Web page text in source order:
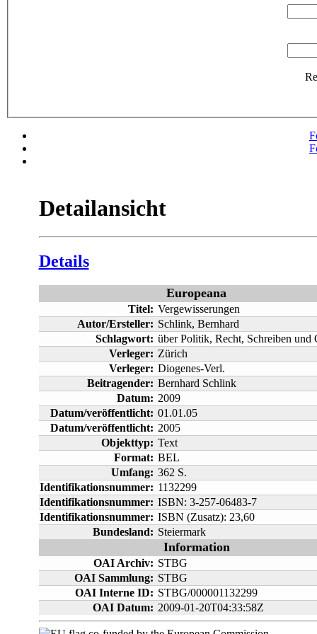
Detailansicht
Details
Europeana
Titel: Vergewisserungen
Autor/Ersteller: Schlink, Bernhard
Schlagwort: über Politik, Recht, Schreiben und
Verleger: Zürich
Verleger: Diogenes-Verl.
Beitragender: Bernhard Schlink
Datum: 2009
Datum/veröffentlicht: 01.01.05
Datum/veröffentlicht: 2005
Objekttyp: Text
Format: BEL
Umfang: 362 S.
Identifikationsnummer: 1132299
Identifikationsnummer: ISBN: 3-257-06483-7
Identifikationsnummer: ISBN (Zusatz): 23,60
Bundesland: Steiermark
Information
OAI Archiv: STBG
OAI Sammlung: STBG
OAI Interne ID: STBG/000001132299
OAI Datum: 2009-01-20T04:33:58Z